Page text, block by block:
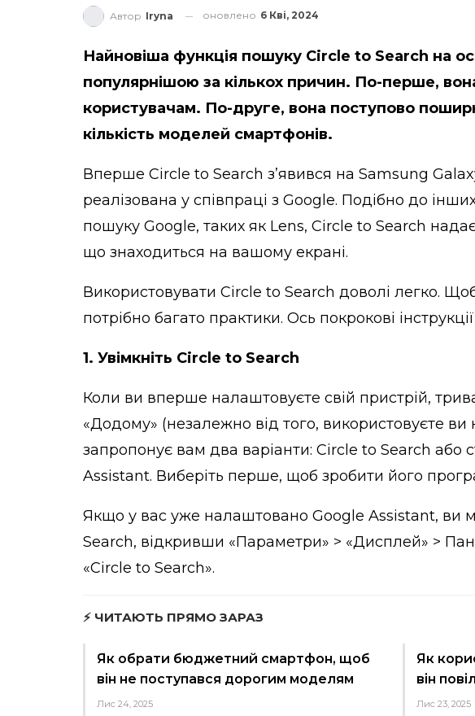
Автор Iryna оновлено 6 Кві, 2024
Найновіша функція пошуку Circle to Search на
популярнішою за кількох причин. По-перше,
користувачам. По-друге, вона поступово
кількість моделей смартфонів.
Вперше Circle to Search з’явився на Samsung
реалізована у співпраці з Google. Подібно до
пошуку Google, таких як Lens, Circle to Search
що знаходиться на вашому екрані.
Використовувати Circle to Search доволі легко.
потрібно багато практики. Ось покрокові
1. Увімкніть Circle to Search
Коли ви вперше налаштовуєте свій пристрій,
«Додому» (незалежно від того, використовуєте
запропонує вам два варіанти: Circle to Search або
Assistant. Виберіть перше, щоб зробити його
Якщо у вас уже налаштовано Google Assistant, ви
Search, відкривши «Параметри» > «Дисплей» >
«Circle to Search».
⚡ ЧИТАЮТЬ ПРЯМО ЗАРАЗ
Як обрати бюджетний смартфон, щоб
він не поступався дорогим моделям
Лис 24, 2025
Як
він
Лис 23, 2025